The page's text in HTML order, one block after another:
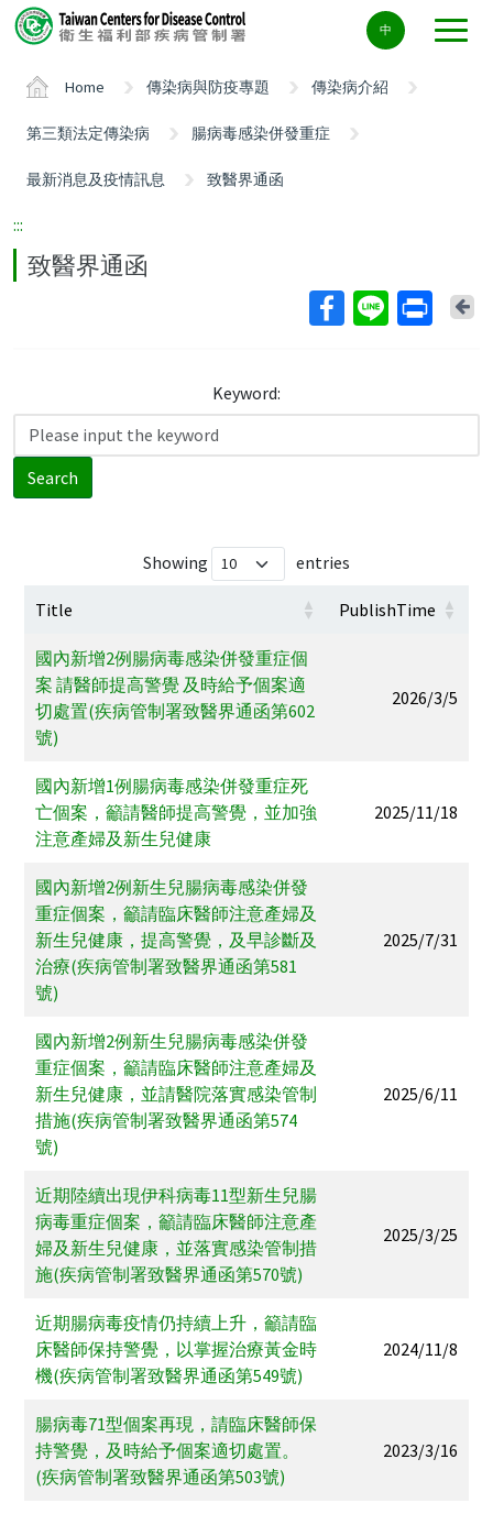
Center
block
中
Home 傳染病與防疫專題 傳染病介紹
第三類法定傳染病 腸病毒感染併發重症
最新消息及疫情訊息 致醫界通函
:::
致醫界通函
Keyword:
Search
Showing entries
Title PublishTime
國內新增2例腸病毒感染併發重症個
案 請醫師提高警覺 及時給予個案適
切處置(疾病管制署致醫界通函第602
號)
2026/3/5
國內新增1例腸病毒感染併發重症死
亡個案，籲請醫師提高警覺，並加強
注意產婦及新生兒健康
2025/11/18
國內新增2例新生兒腸病毒感染併發
重症個案，籲請臨床醫師注意產婦及
新生兒健康，提高警覺，及早診斷及
治療(疾病管制署致醫界通函第581
號)
2025/7/31
國內新增2例新生兒腸病毒感染併發
重症個案，籲請臨床醫師注意產婦及
新生兒健康，並請醫院落實感染管制
措施(疾病管制署致醫界通函第574
號)
2025/6/11
近期陸續出現伊科病毒11型新生兒腸
病毒重症個案，籲請臨床醫師注意產
婦及新生兒健康，並落實感染管制措
施(疾病管制署致醫界通函第570號)
2025/3/25
近期腸病毒疫情仍持續上升，籲請臨
床醫師保持警覺，以掌握治療黃金時
機(疾病管制署致醫界通函第549號)
2024/11/8
腸病毒71型個案再現，請臨床醫師保
持警覺，及時給予個案適切處置。
(疾病管制署致醫界通函第503號)
2023/3/16